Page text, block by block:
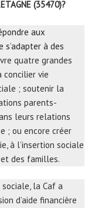
(35470)?
aux
à des
quatre grandes
concilier vie
; soutenir la
parents-
leurs relations
; ou encore créer
à l’insertion sociale
des familles.
sociale, la Caf a
d’aide financière